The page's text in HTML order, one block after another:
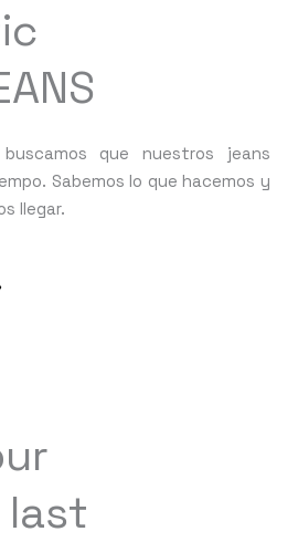
que nuestros jeans
Sabemos lo que hacemos y
llegar.
last